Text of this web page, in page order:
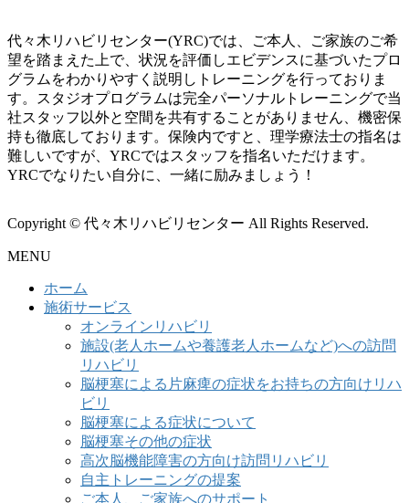
代々木リハビリセンター(YRC)では、ご本人、ご家族のご希
望を踏まえた上で、状況を評価しエビデンスに基づいたプロ
グラムをわかりやすく説明しトレーニングを行っておりま
す。スタジオプログラムは完全パーソナルトレーニングで当
社スタッフ以外と空間を共有することがありません、機密保
持も徹底しております。保険内ですと、理学療法士の指名は
難しいですが、YRCではスタッフを指名いただけます。
YRCでなりたい自分に、一緒に励みましょう！
Copyright © 代々木リハビリセンター All Rights Reserved.
MENU
ホーム
施術サービス
オンラインリハビリ
施設(老人ホームや養護老人ホームなど)への訪問
リハビリ
脳梗塞による片麻痺の症状をお持ちの方向けリハ
ビリ
脳梗塞による症状について
脳梗塞その他の症状
高次脳機能障害の方向け訪問リハビリ
自主トレーニングの提案
ご本人、ご家族へのサポート